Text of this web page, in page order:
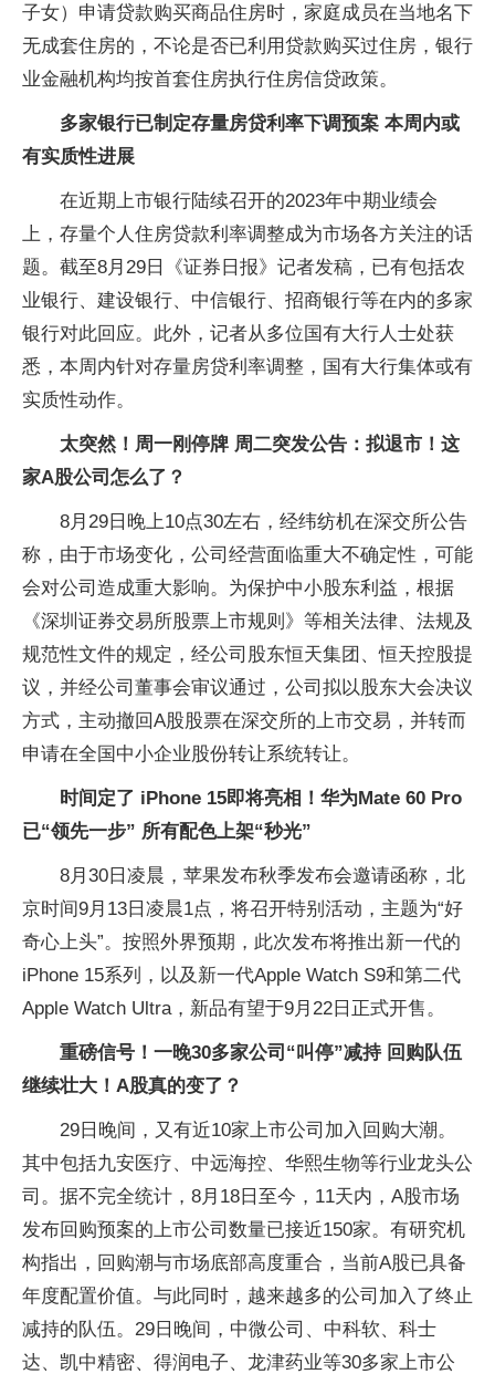
子女）申请贷款购买商品住房时，家庭成员在当地名下
无成套住房的，不论是否已利用贷款购买过住房，银行
业金融机构均按首套住房执行住房信贷政策。
多家银行已制定存量房贷利率下调预案 本周内或
有实质性进展
在近期上市银行陆续召开的2023年中期业绩会
上，存量个人住房贷款利率调整成为市场各方关注的话
题。截至8月29日《证券日报》记者发稿，已有包括农
业银行、建设银行、中信银行、招商银行等在内的多家
银行对此回应。此外，记者从多位国有大行人士处获
悉，本周内针对存量房贷利率调整，国有大行集体或有
实质性动作。
太突然！周一刚停牌 周二突发公告：拟退市！这
家A股公司怎么了？
8月29日晚上10点30左右，经纬纺机在深交所公告
称，由于市场变化，公司经营面临重大不确定性，可能
会对公司造成重大影响。为保护中小股东利益，根据
《深圳证券交易所股票上市规则》等相关法律、法规及
规范性文件的规定，经公司股东恒天集团、恒天控股提
议，并经公司董事会审议通过，公司拟以股东大会决议
方式，主动撤回A股股票在深交所的上市交易，并转而
申请在全国中小企业股份转让系统转让。
时间定了 iPhone 15即将亮相！华为Mate 60 Pro
已“领先一步” 所有配色上架“秒光”
8月30日凌晨，苹果发布秋季发布会邀请函称，北
京时间9月13日凌晨1点，将召开特别活动，主题为“好
奇心上头”。按照外界预期，此次发布将推出新一代的
iPhone 15系列，以及新一代Apple Watch S9和第二代
Apple Watch Ultra，新品有望于9月22日正式开售。
重磅信号！一晚30多家公司“叫停”减持 回购队伍
继续壮大！A股真的变了？
29日晚间，又有近10家上市公司加入回购大潮。
其中包括九安医疗、中远海控、华熙生物等行业龙头公
司。据不完全统计，8月18日至今，11天内，A股市场
发布回购预案的上市公司数量已接近150家。有研究机
构指出，回购潮与市场底部高度重合，当前A股已具备
年度配置价值。与此同时，越来越多的公司加入了终止
减持的队伍。29日晚间，中微公司、中科软、科士
达、凯中精密、得润电子、龙津药业等30多家上市公